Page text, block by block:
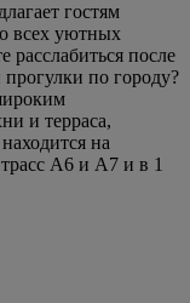
гостям
всех уютных
расслабиться после
по городу?
и терраса,
на
A6 и A7 и в 1